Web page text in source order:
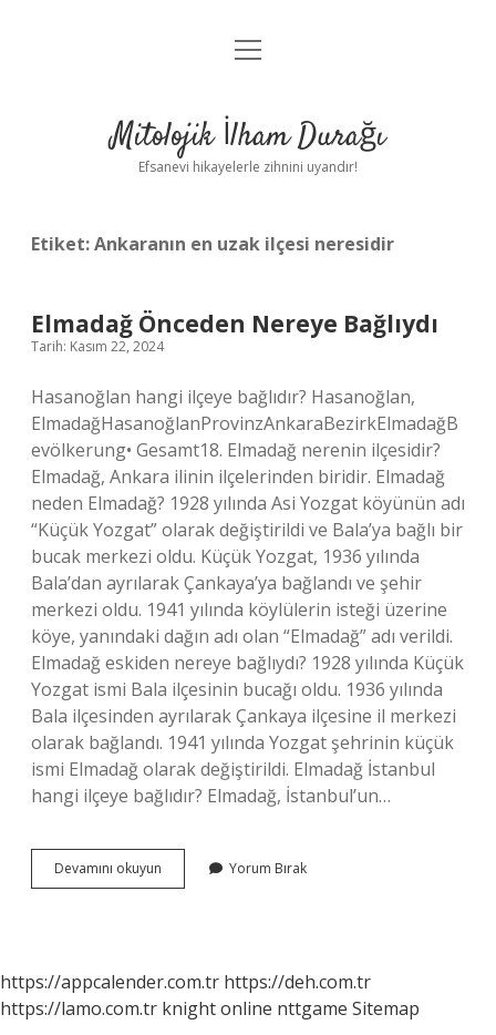
Anasayfa
Yasal Uyarı
menüyü
Mitolojik İlham Durağı
Efsanevi hikayelerle zihnini uyandır!
Etiket:Ankaranın en uzak ilçesi neresidir
Elmadağ Önceden Nereye Bağlıydı
Tarih: Kasım 22, 2024
Hasanoğlan hangi ilçeye bağlıdır? Hasanoğlan,
ElmadağHasanoğlanProvinzAnkaraBezirkElmadağB
evölkerung• Gesamt18. Elmadağ nerenin ilçesidir?
Elmadağ, Ankara ilinin ilçelerinden biridir. Elmadağ
neden Elmadağ? 1928 yılında Asi Yozgat köyünün adı
“Küçük Yozgat” olarak değiştirildi ve Bala’ya bağlı bir
bucak merkezi oldu. Küçük Yozgat, 1936 yılında
Bala’dan ayrılarak Çankaya’ya bağlandı ve şehir
merkezi oldu. 1941 yılında köylülerin isteği üzerine
köye, yanındaki dağın adı olan “Elmadağ” adı verildi.
Elmadağ eskiden nereye bağlıydı? 1928 yılında Küçük
Yozgat ismi Bala ilçesinin bucağı oldu. 1936 yılında
Bala ilçesinden ayrılarak Çankaya ilçesine il merkezi
olarak bağlandı. 1941 yılında Yozgat şehrinin küçük
ismi Elmadağ olarak değiştirildi. Elmadağ İstanbul
hangi ilçeye bağlıdır? Elmadağ, İstanbul’un…
Devamını okuyun Elmadağ
Önceden
Yorum Bırak
https://appcalender.com.tr https://deh.com.tr
https://lamo.com.tr knight online nttgame Sitemap